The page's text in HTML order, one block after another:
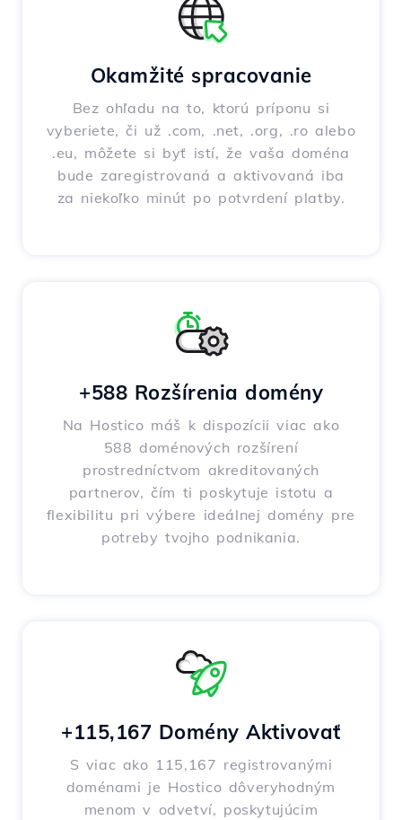
Okamžité spracovanie
Bez ohľadu na to, ktorú príponu si
vyberiete, či už .com, .net, .org, .ro alebo
.eu, môžete si byť istí, že vaša doména
bude zaregistrovaná a aktivovaná iba
za niekoľko minút po potvrdení platby.
+588 Rozšírenia domény
Na Hostico máš k dispozícii viac ako
588 doménových rozšírení
prostredníctvom akreditovaných
partnerov, čím ti poskytuje istotu a
flexibilitu pri výbere ideálnej domény pre
potreby tvojho podnikania.
+115,167 Domény Aktivovať
S viac ako 115,167 registrovanými
doménami je Hostico dôveryhodným
menom v odvetví, poskytujúcim